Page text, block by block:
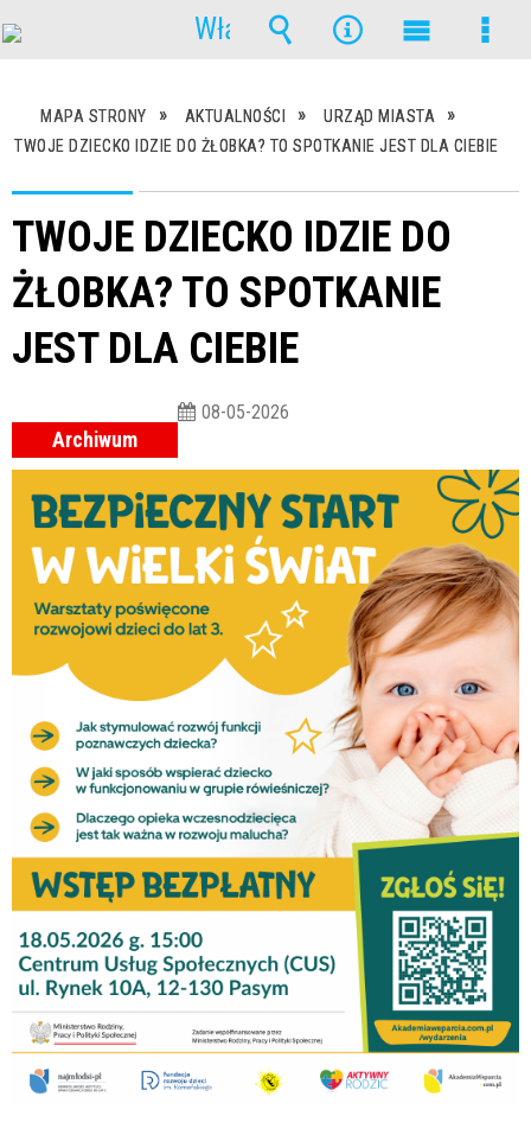
MAPA STRONY AKTUALNOŚCI
URZĄD MIASTA
TWOJE DZIECKO IDZIE DO ŻŁOBKA? TO SPOTKANIE JEST DLA CIEBIE
TWOJE DZIECKO IDZIE DO
ŻŁOBKA? TO SPOTKANIE
JEST DLA CIEBIE
Archiwum
08-05-2026
Włącz
główne